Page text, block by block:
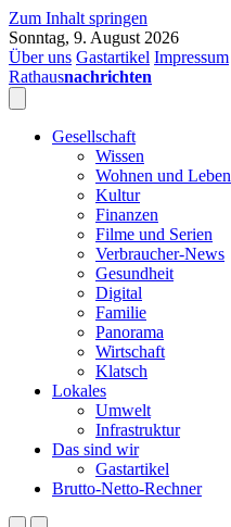
Zum Inhalt springen
Sonntag, 9. August 2026
Über uns Gastartikel Impressum
Rathausnachrichten
Gesellschaft
Wissen
Wohnen und Leben
Kultur
Finanzen
Filme und Serien
Verbraucher-News
Gesundheit
Digital
Familie
Panorama
Wirtschaft
Klatsch
Lokales
Umwelt
Infrastruktur
Das sind wir
Gastartikel
Brutto-Netto-Rechner